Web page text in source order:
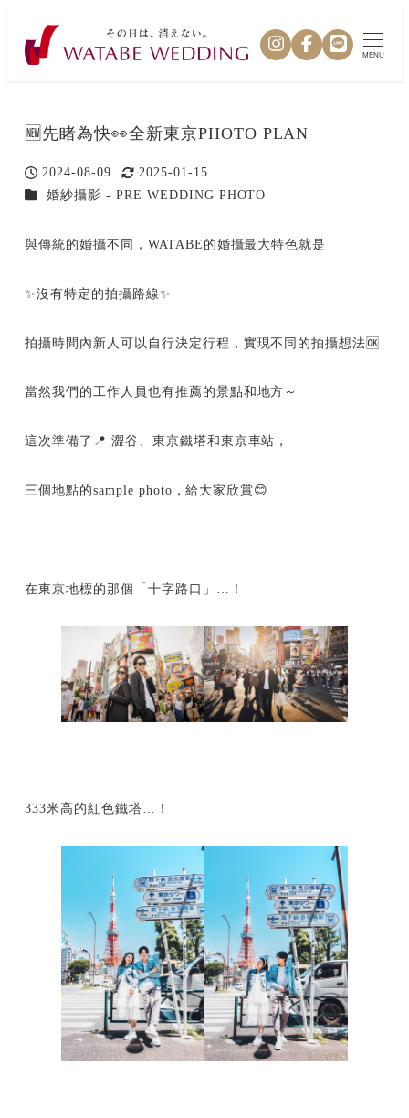
MENU
🆕先睹為快👀全新東京PHOTO PLAN
投稿日
2024-08-09
更新日
2025-01-15
カテゴリー
婚紗攝影 - PRE WEDDING PHOTO
與傳統的婚攝不同，WATABE的婚攝最大特色就是
✨沒有特定的拍攝路線✨
拍攝時間內新人可以自行決定行程，實現不同的拍攝想法🆗
當然我們的工作人員也有推薦的景點和地方～
這次準備了📍 澀谷、東京鐵塔和東京車站，
三個地點的sample photo，給大家欣賞😊
在東京地標的那個「十字路口」…！
333米高的紅色鐵塔…！